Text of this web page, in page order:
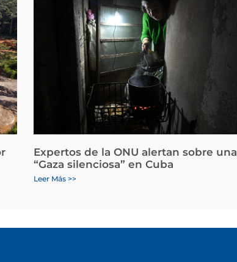
Expertos de la ONU alertan sobre una
“Gaza silenciosa” en Cuba
Leer Más >>